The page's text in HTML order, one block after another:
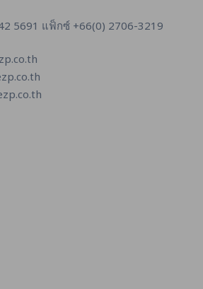
5691 แฟ็กซ์ +66(0) 2706-3219